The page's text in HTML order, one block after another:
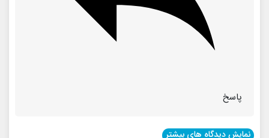
پاسخ
نمایش دیدگاه های بیشتر